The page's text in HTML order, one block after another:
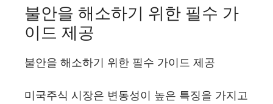
불안을 해소하기 위한 필수 가
이드 제공
불안을 해소하기 위한 필수 가이드 제공
미국주식 시장은 변동성이 높은 특징을 가지고